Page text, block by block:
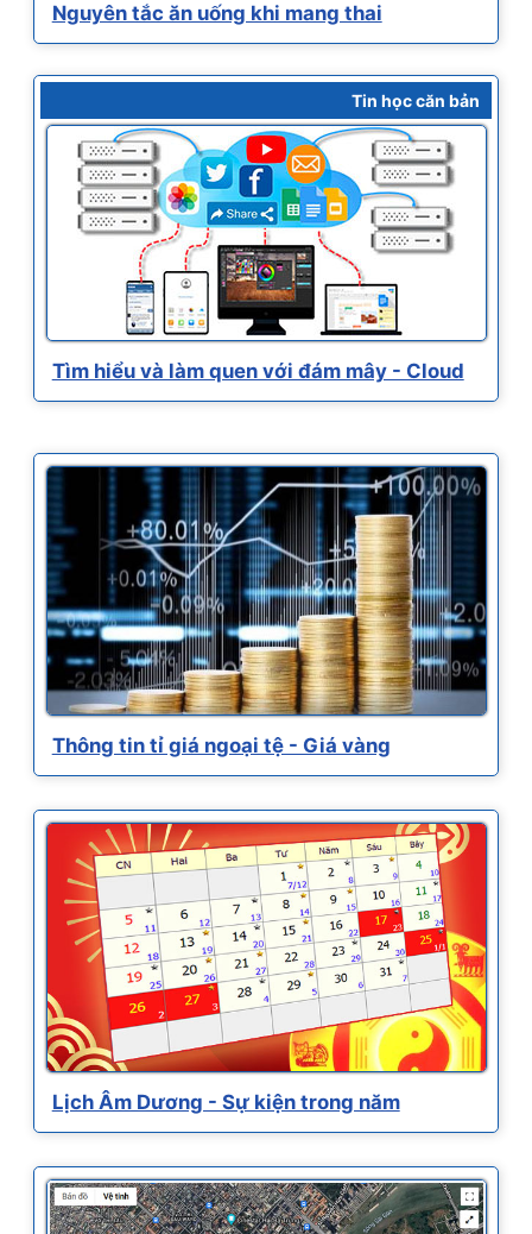
Nguyên tắc ăn uống khi mang thai
Tin học căn bản
Tìm hiểu và làm quen với đám mây - Cloud
Thông tin tỉ giá ngoại tệ - Giá vàng
Lịch Âm Dương - Sự kiện trong năm